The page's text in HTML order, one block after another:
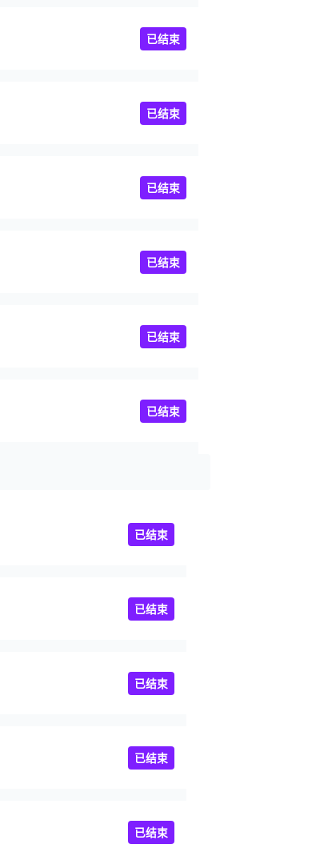
已结束
已结束
已结束
已结束
已结束
已结束
已结束
已结束
已结束
已结束
已结束